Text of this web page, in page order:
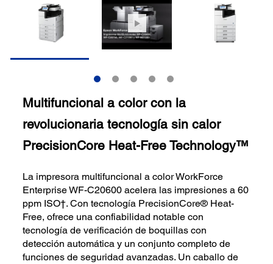
Multifuncional a color con la
revolucionaria tecnología sin calor
PrecisionCore Heat-Free Technology™
La impresora multifuncional a color WorkForce
Enterprise WF-C20600 acelera las impresiones a 60
ppm ISO†. Con tecnología PrecisionCore® Heat-
Free, ofrece una confiabilidad notable con
tecnología de verificación de boquillas con
detección automática y un conjunto completo de
funciones de seguridad avanzadas. Un caballo de